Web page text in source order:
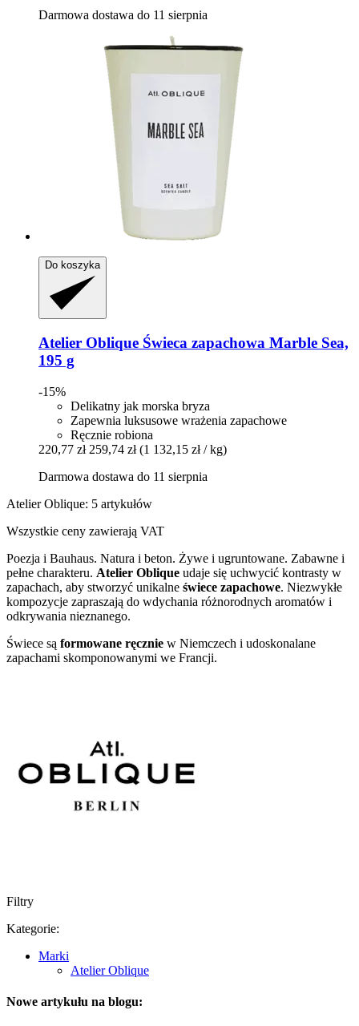
Darmowa dostawa do 11 sierpnia
Do koszyka
Atelier Oblique Świeca zapachowa Marble Sea,
195 g
-15%
Delikatny jak morska bryza
Zapewnia luksusowe wrażenia zapachowe
Ręcznie robiona
220,77 zł 259,74 zł (1 132,15 zł / kg)
Darmowa dostawa do 11 sierpnia
Atelier Oblique: 5 artykułów
Wszystkie ceny zawierają VAT
Poezja i Bauhaus. Natura i beton. Żywe i ugruntowane. Zabawne i
pełne charakteru. Atelier Oblique udaje się uchwycić kontrasty w
zapachach, aby stworzyć unikalne świece zapachowe. Niezwykłe
kompozycje zapraszają do wdychania różnorodnych aromatów i
odkrywania nieznanego.
Świece są formowane ręcznie w Niemczech i udoskonalane
zapachami skomponowanymi we Francji.
Filtry
Kategorie:
Marki
Atelier Oblique
Nowe artykułu na blogu: